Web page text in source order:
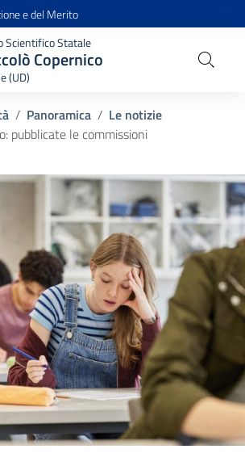
e del Merito
Scientifico Statale
Copernico
(UD)
Panoramica
Le notizie
pubblicate le commissioni